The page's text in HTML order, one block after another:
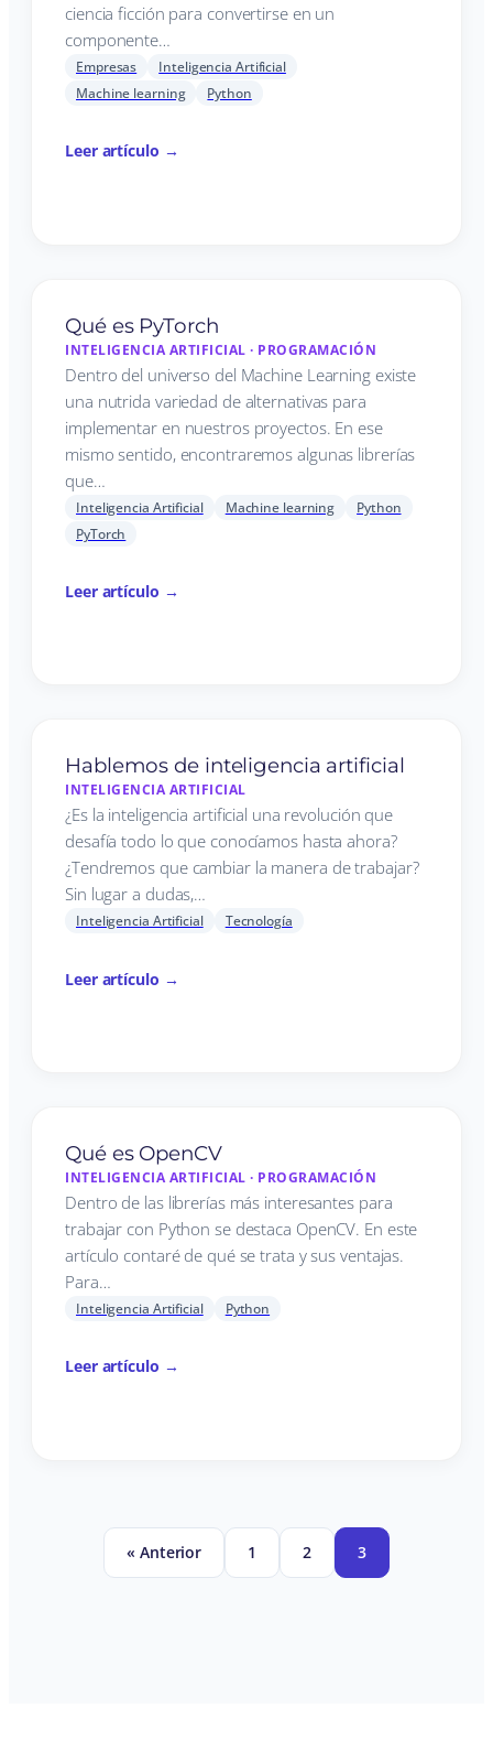
ciencia ficción para convertirse en un
componente…
Empresas
Inteligencia Artificial
Machine learning
Python
Leer artículo →
Qué es PyTorch
INTELIGENCIA ARTIFICIAL · PROGRAMACIÓN
Dentro del universo del Machine Learning existe
una nutrida variedad de alternativas para
implementar en nuestros proyectos. En ese
mismo sentido, encontraremos algunas librerías
que…
Inteligencia Artificial Machine learning
Python
PyTorch
Leer artículo →
Hablemos de inteligencia artificial
INTELIGENCIA ARTIFICIAL
¿Es la inteligencia artificial una revolución que
desafía todo lo que conocíamos hasta ahora?
¿Tendremos que cambiar la manera de trabajar?
Sin lugar a dudas,…
Inteligencia Artificial Tecnología
Leer artículo →
Qué es OpenCV
INTELIGENCIA ARTIFICIAL · PROGRAMACIÓN
Dentro de las librerías más interesantes para
trabajar con Python se destaca OpenCV. En este
artículo contaré de qué se trata y sus ventajas.
Para…
Inteligencia Artificial Python
Leer artículo →
« Anterior 1 2 3